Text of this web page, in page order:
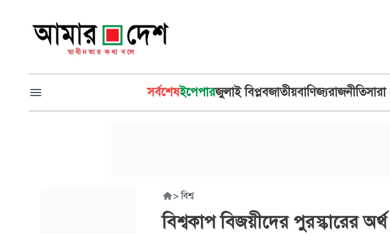
সর্বশেষইপেপারজুলাই বিপ্লবজাতীয়বাণিজ্যরাজনীতি
> বিশ্ব
বিশ্বকাপ বিজয়ীদের পুরস্কারের